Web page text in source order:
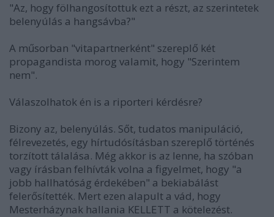
"Az, hogy fölhangosítottuk ezt a részt, az szerintetek
belenyúlás a hangsávba?"
A műsorban "vitapartnerként" szereplő két
propagandista morog valamit, hogy "Szerintem
nem".
Válaszolhatok én is a riporteri kérdésre?
Bizony az, belenyúlás. Sőt, tudatos manipuláció,
félrevezetés, egy hírtudósításban szereplő történés
torzított tálalása. Még akkor is az lenne, ha szóban
vagy írásban felhívták volna a figyelmet, hogy "a
jobb hallhatóság érdekében" a bekiabálást
felerősítették. Mert ezen alapult a vád, hogy
Mesterházynak hallania KELLETT a kötelezést.